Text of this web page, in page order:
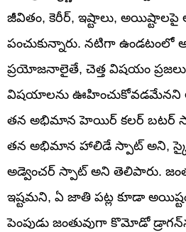
జీవితం, కెరీర్, ఇష్టాలు,
పంచుకున్నారు. నటిగా ఉండటంలో
ప్రయోజనాలైతే, చెత్త విషయం
విషయాలను ఊహించుకోవడమేనని
తన అభిమాన హెయిర్ కలర్ బటర్
తన అభిమాన హాలిడే స్పాట్ అని,
అడ్వెంచర్ స్పాట్ అని తెలిపారు.
ఇష్టమని, ఏ జాతి పట్ల కూడా
పెంపుడు జంతువుగా కొమోడో